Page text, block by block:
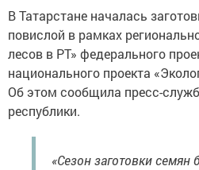
В Татарстане началась
повислой в рамках
лесов в РТ» федерального
национального проекта
Об этом сообщила пресс-
республики.
«Сезон заготовки семян